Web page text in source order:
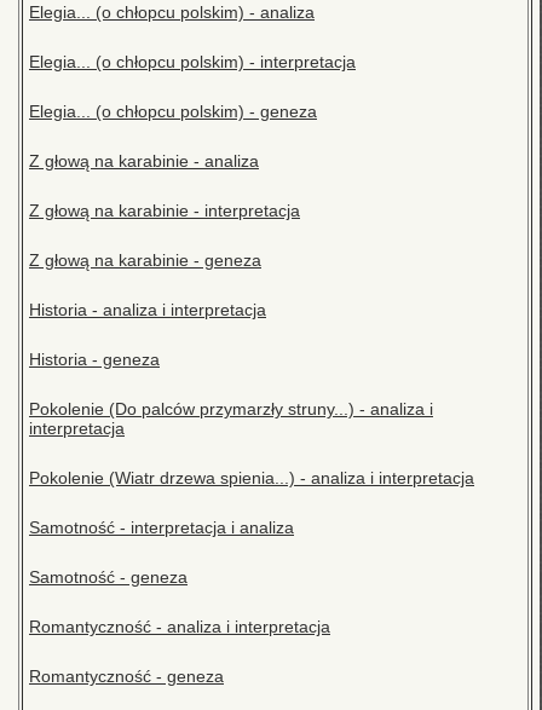
Elegia... (o chłopcu polskim) - analiza
Elegia... (o chłopcu polskim) - interpretacja
Elegia... (o chłopcu polskim) - geneza
Z głową na karabinie - analiza
Z głową na karabinie - interpretacja
Z głową na karabinie - geneza
Historia - analiza i interpretacja
Historia - geneza
Pokolenie (Do palców przymarzły struny...) - analiza i
interpretacja
Pokolenie (Wiatr drzewa spienia...) - analiza i interpretacja
Samotność - interpretacja i analiza
Samotność - geneza
Romantyczność - analiza i interpretacja
Romantyczność - geneza